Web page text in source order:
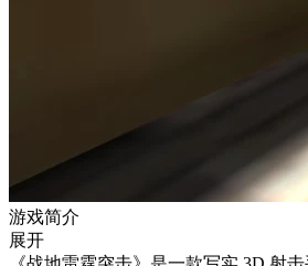
游戏简介
展开